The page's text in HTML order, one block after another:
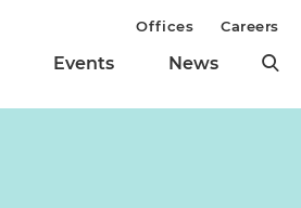
Events News
Offices Careers